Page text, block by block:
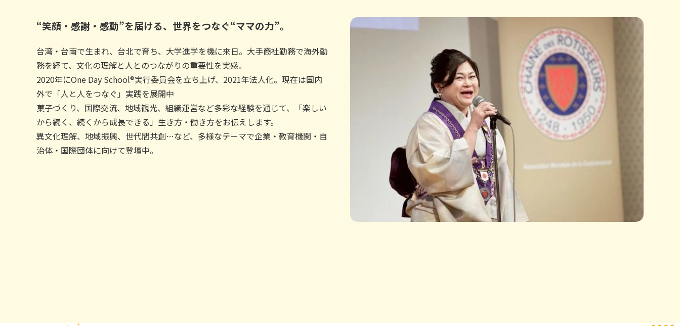
“笑顔・感謝・感動”を届ける、世界をつなぐ“ママの力”。
台湾・台南で生まれ、台北で育ち、大学進学を機に来日。大手商社勤務で海外勤
務を経て、文化の理解と人とのつながりの重要性を実感。
2020年にOne Day School®実行委員会を立ち上げ、2021年法人化。現在は国内
外で「人と人をつなぐ」実践を展開中
菓子づくり、国際交流、地域観光、組織運営など多彩な経験を通じて、「楽しい
から続く、続くから成長できる」生き方・働き方をお伝えします。
異文化理解、地域振興、世代間共創…など、多様なテーマで企業・教育機関・自
治体・国際団体に向けて登壇中。